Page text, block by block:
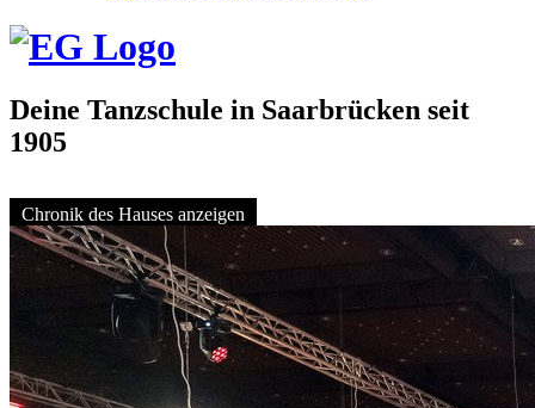
Deine Tanzschule in Saarbrücken seit
1905
Chronik des Hauses anzeigen